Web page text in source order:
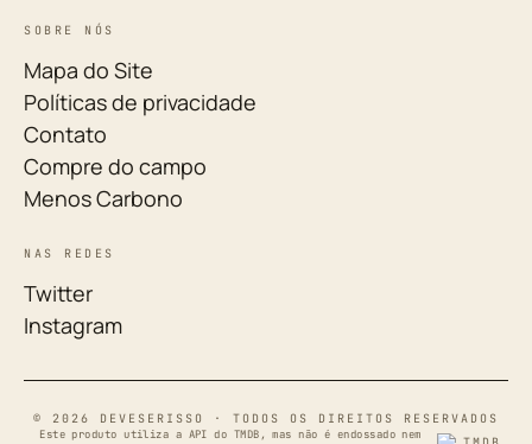
SOBRE NÓS
Mapa do Site
Políticas de privacidade
Contato
Compre do campo
Menos Carbono
NAS REDES
Twitter
Instagram
© 2026 DEVESERISSO · TODOS OS DIREITOS RESERVADOS
Este produto utiliza a API do TMDB, mas não é endossado nem